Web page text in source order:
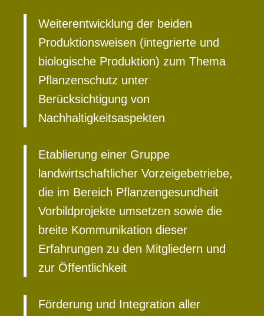
Weiterentwicklung der beiden
Produktionsweisen (integrierte und
biologische Produktion) zum Thema
Pflanzenschutz unter
Berücksichtigung von
Nachhaltigkeitsaspekten
Etablierung einer Gruppe
landwirtschaftlicher Vorzeigebetriebe,
die im Bereich Pflanzengesundheit
Vorbildprojekte umsetzen sowie die
breite Kommunikation dieser
Erfahrungen zu den Mitgliedern und
zur Öffentlichkeit
Förderung und Integration aller